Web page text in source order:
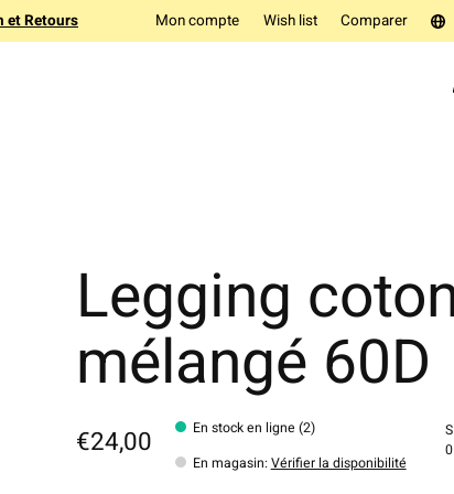
et Retours Mon compte Wish list Comparer
Legging
mélangé 60D
€24,00
En stock en ligne (2)
En magasin: Vérifier la disponibilité